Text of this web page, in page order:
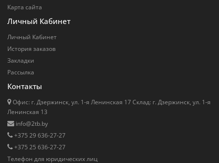
Карта сайта
Личный Кабинет
Личный Кабинет
История заказов
Закладки
Рассылка
Контакты
Офис: г. Дзержинск, ул. 1-я Ленинская 17 Cклад: г. Дзержинск, ул. 1-я
Ленинская 13
info@2tb.by
+375 29 636-27-27
+375 25 636-27-27
Телефон для юридических лиц